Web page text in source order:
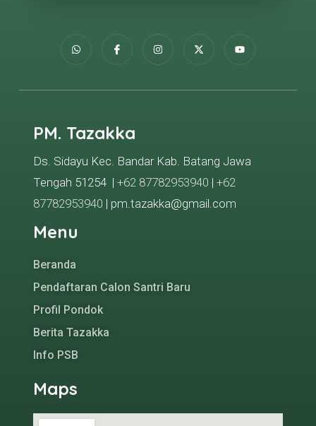
PM. Tazakka
Ds. Sidayu Kec. Bandar Kab. Batang Jawa
Tengah 51254 | +62 87782953940 | +62
87782953940 | pm.tazakka@gmail.com
Menu
Beranda
Pendaftaran Calon Santri Baru
Profil Pondok
Berita Tazakka
Info PSB
Maps